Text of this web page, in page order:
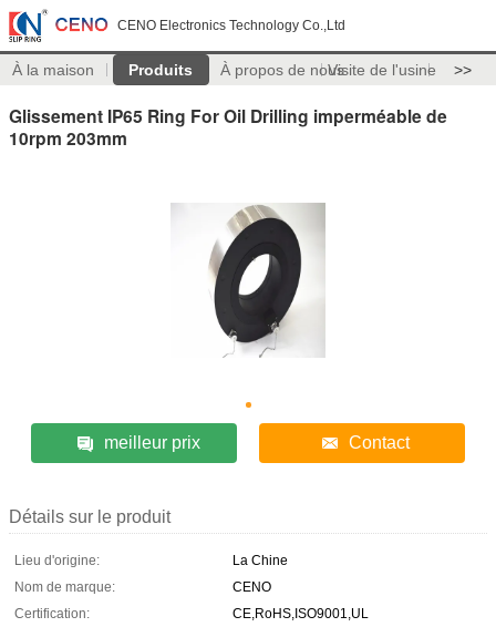
CENO Electronics Technology Co.,Ltd
À la maison Produits À propos de nousVisite de l'usine >>
Glissement IP65 Ring For Oil Drilling imperméable de
10rpm 203mm
meilleur prix Contact
Détails sur le produit
Lieu d'origine:
La Chine
Nom de marque:
CENO
Certification:
CE,RoHS,ISO9001,UL